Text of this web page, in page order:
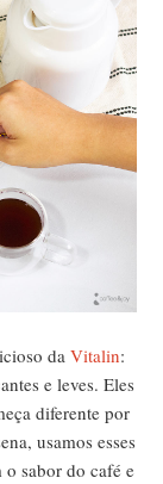
daVitalin:
e leves. Eles
diferente por
usamos esses
sabor do café e